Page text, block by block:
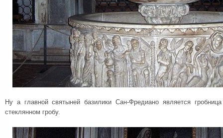
Ну а главной святыней базилики Сан-Фредиано является
стеклянном гробу.